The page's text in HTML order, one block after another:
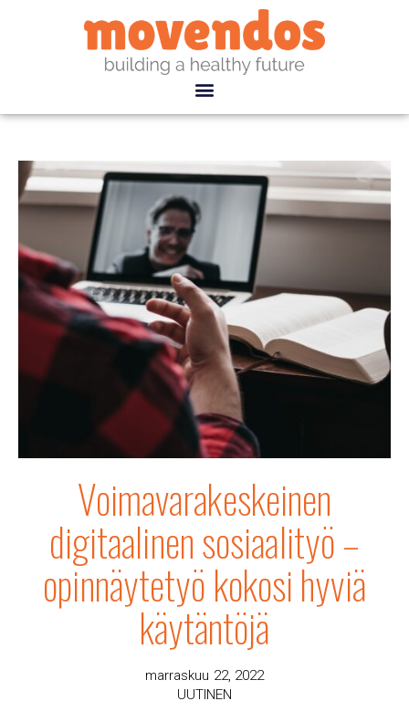
Voimavarakeskeinen
digitaalinen sosiaalityö –
opinnäytetyö kokosi hyviä
käytäntöjä
marraskuu 22, 2022
UUTINEN